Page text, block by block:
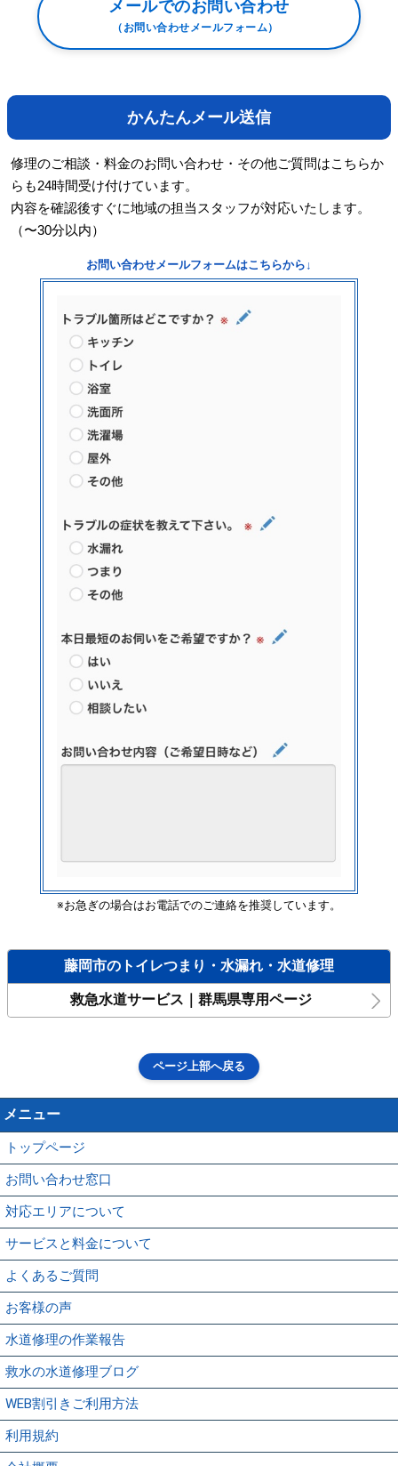
メールでのお問い合わせ
（お問い合わせメールフォーム）
かんたんメール送信
修理のご相談・料金のお問い合わせ・その他ご質問はこちらか
らも24時間受け付けています。
内容を確認後すぐに地域の担当スタッフが対応いたします。
（〜30分以内）
お問い合わせメールフォームはこちらから↓
※お急ぎの場合はお電話でのご連絡を推奨しています。
藤岡市のトイレつまり・水漏れ・水道修理
救急水道サービス｜群馬県専用ページ
ページ上部へ戻る
メニュー
トップページ
お問い合わせ窓口
対応エリアについて
サービスと料金について
よくあるご質問
お客様の声
水道修理の作業報告
救水の水道修理ブログ
WEB割引きご利用方法
利用規約